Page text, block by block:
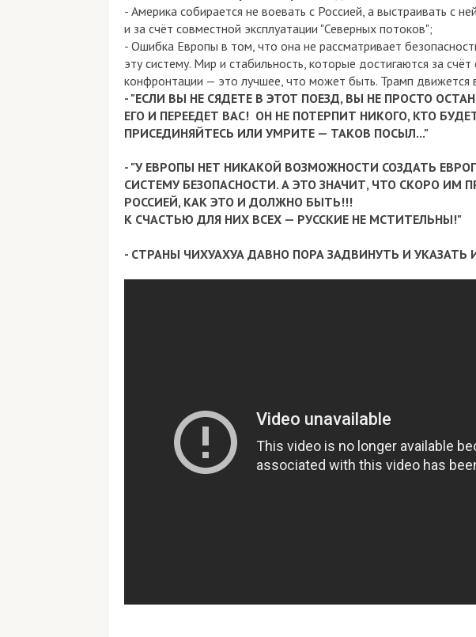
- Америка собирается не воевать с Россией, а выстраивать с
и за счёт совместной эксплуатации "Северных потоков";
- Ошибка Европы в том, что она не рассматривает
эту систему. Мир и стабильность, которые достигаются за счёт
конфронтации — это лучшее, что может быть. Трамп движется
- "ЕСЛИ ВЫ НЕ СЯДЕТЕ В ЭТОТ ПОЕЗД, ВЫ НЕ ПРОСТО
ЕГО И ПЕРЕЕДЕТ ВАС! ОН НЕ ПОТЕРПИТ НИКОГО, КТО
ПРИСЕДИНЯЙТЕСЬ ИЛИ УМРИТЕ — ТАКОВ ПОСЫЛ..."
- "У ЕВРОПЫ НЕТ НИКАКОЙ ВОЗМОЖНОСТИ СОЗДАТЬ
СИСТЕМУ БЕЗОПАСНОСТИ. А ЭТО ЗНАЧИТ, ЧТО СКОРО ИМ
РОССИЕЙ, КАК ЭТО И ДОЛЖНО БЫТЬ!!!
К СЧАСТЬЮ ДЛЯ НИХ ВСЕХ — РУССКИЕ НЕ МСТИТЕЛЬНЫ!"
- СТРАНЫ ЧИХУАХУА ДАВНО ПОРА ЗАДВИНУТЬ И УКАЗАТЬ